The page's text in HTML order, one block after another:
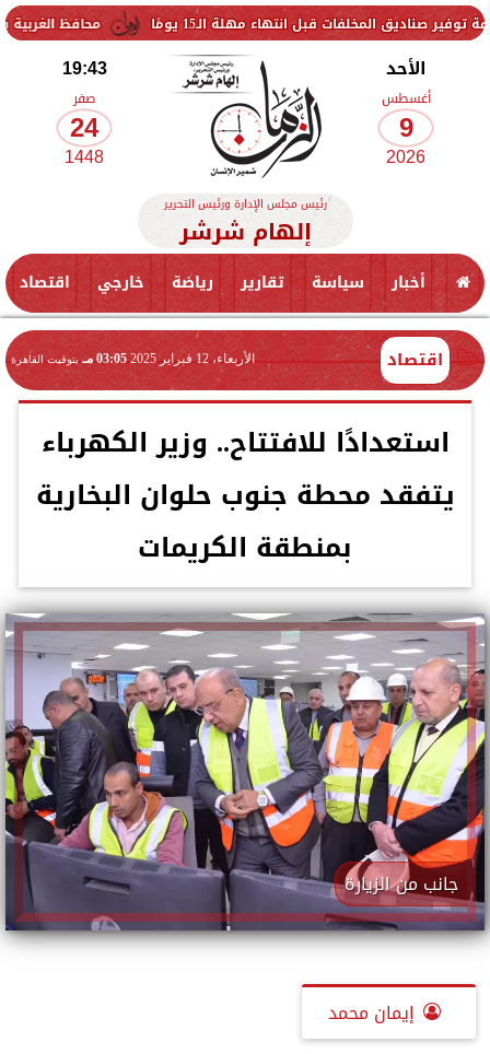
محافظ الغربية يتفقد حزمة من انتهاء مهلة الـ15 يومًا
الأحد
أغسطس
9
2026
19:43
صفر
24
1448
رئيس مجلس الإدارة ورئيس التحرير
إلهام شرشر
أخبار سياسة تقارير رياضة خارجي اقتصاد
اقتصاد الأربعاء، 12 فبراير 2025 03:05 مـ بتوقيت القاهرة
استعدادًا للافتتاح.. وزير الكهرباء
يتفقد محطة جنوب حلوان البخارية
بمنطقة الكريمات
جانب من الزيارة
إيمان محمد